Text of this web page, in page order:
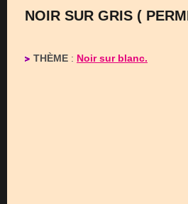
NOIR SUR GRIS (
THÈME : Noir sur blanc.